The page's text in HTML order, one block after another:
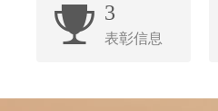
3
表彰信息